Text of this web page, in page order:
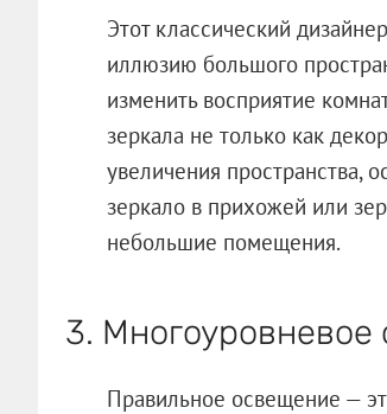
Этот классический
иллюзию большого
изменить восприятие
зеркала не только как
увеличения пространства,
зеркало в прихожей или
небольшие помещения.
3.
Правильное освещение —